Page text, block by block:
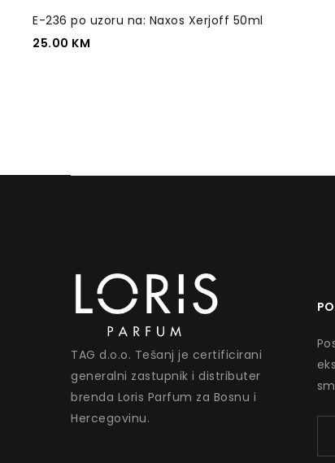
E-236 po uzoru na: Naxos Xerjoff 50ml
25.00 KM
TAG d.o.o. Tešanj je certificirani
generalni zastupnik i distributer
brenda Loris Parfum za Bosnu i
Hercegovinu.